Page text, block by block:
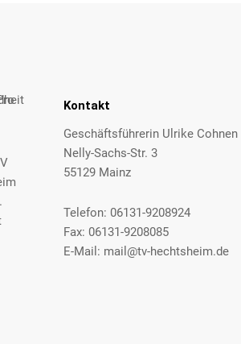
.
Kontakt
Geschäftsführerin Ulrike Cohnen
Nelly-Sachs-Str. 3
55129 Mainz
Telefon: 06131-9208924
Fax: 06131-9208085
E-Mail: mail@tv-hechtsheim.de